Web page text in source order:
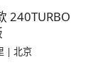
240TURBO
| 北京